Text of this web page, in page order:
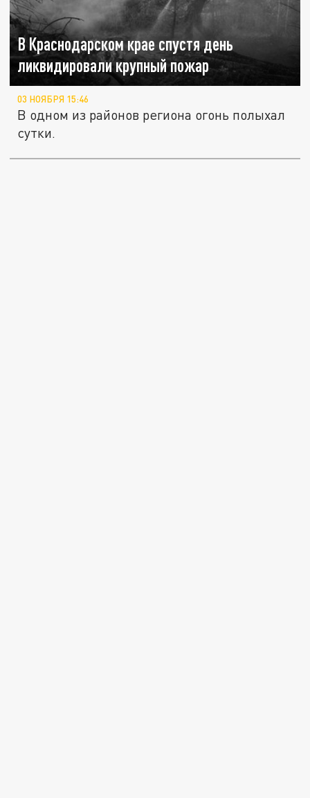
В Краснодарском крае спустя день
ликвидировали крупный пожар
03 НОЯБРЯ 15:46
В одном из районов региона огонь полыхал
сутки.